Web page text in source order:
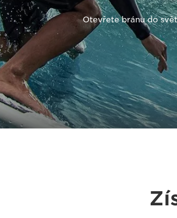
Otevřete bránu do